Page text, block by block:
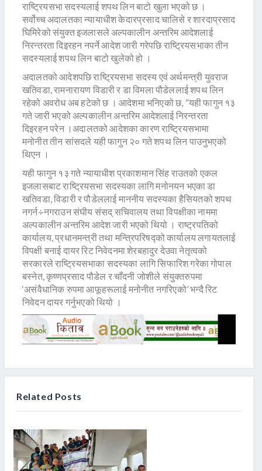
राष्ट्रियसभा सदस्यलाई शपथ लिन बाटो खुला भएको छ ।
सर्वोच्च अदालतका न्यायाधीश केदारप्रसाद चालिसे र शारदाप्रसाद
घिमिरेको संयुक्त इजलासले अल्पकालीन अन्तरिम आदेशलाई
निरन्तरता दिइरहन नपर्ने आदेश जारी गरेपछि राष्ट्रियसभाका तीन
सदस्यलाई शपथ लिन बाटो खुलेको हो ।
अदालतको आदेशपछि राष्ट्रियसभा सदस्य एवं अर्थमन्त्री युवराज
खतिवडा, रामनारायण विडारी र डा विमला पौडेललाई शपथ लिन
रहेको अवरोध अब हटेको छ । आदेशमा भनिएको छ, “यही फागुन १३
गते जारी भएको अल्पकालीन अन्तरिम आदेशलाई निरन्तरता
दिइरहन परेन ।अदालतको आदेशका कारण राष्ट्रियसभामा
मनोनीत तीन सांसदले यही फागुन २० गते शपथ लिन पाउनुभएको
थिएन ।
यही फागुन १३ गते न्यायाधीश प्रकाशमान सिंह राउतको एकल
इजलासबाट राष्ट्रियसभा सदस्यका लागि मनोनयन भएका डा
खतिवडा, विडारी र पौडेललाई माननीय सदस्यका हैसियतको शपथ
नगर्न÷नगराउन संघीय संसद् सचिवालय तथा विपक्षीका नाममा
अल्पकालीन अन्तरिम आदेश जारी भएको थियो । राष्ट्रपतिको
कार्यालय, प्रधानमन्त्री तथा मन्त्रिपरिषद्को कार्यालय लगायतलाई
विपक्षी बनाई दायर रिट निवेदनमा शेरबहादुर देउवा नेतृत्वको
सरकारले राष्ट्रियसभाका सदस्यका लागि सिफारिश गरेका गोपाल
बस्नेत, कृष्णप्रसाद पौडेल र चाँदनी जोशीले संयुक्तरुपमा
‘असंवैधानिक रुपमा आफूहरूलाई मनोनीत नगरिएको’ भन्दै रिट
निवेदन दायर गर्नुभएको थियो ।
Related Posts